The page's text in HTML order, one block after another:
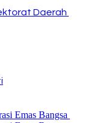
Daerah